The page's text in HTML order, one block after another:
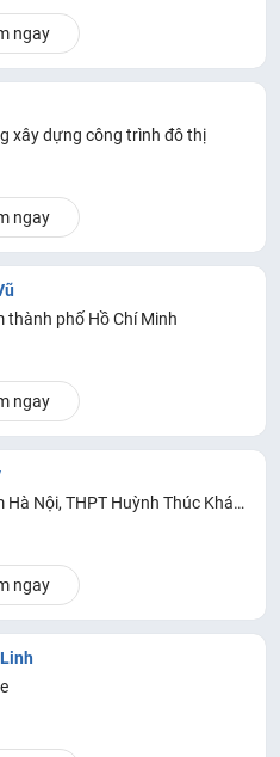
ngay
xây dựng công trình đô thị
ngay
thành phố Hồ Chí Minh
ngay
GV Đại học Sư phạm Hà Nội, THPT Huỳnh Thúc Kháng - Hà Nội
ngay